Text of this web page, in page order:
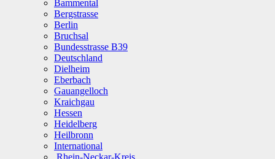
Bammental
Bergstrasse
Berlin
Bruchsal
Bundesstrasse B39
Deutschland
Dielheim
Eberbach
Gauangelloch
Kraichgau
Hessen
Heidelberg
Heilbronn
International
Rhein-Neckar-Kreis